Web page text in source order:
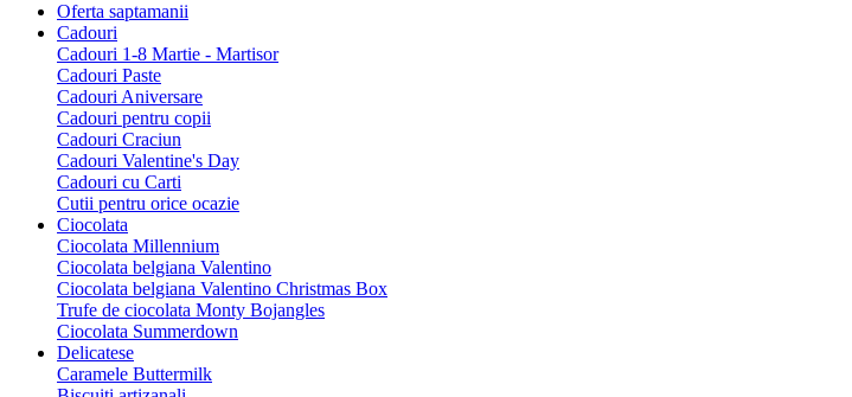
Oferta saptamanii
Cadouri
Cadouri 1-8 Martie - Martisor
Cadouri Paste
Cadouri Aniversare
Cadouri pentru copii
Cadouri Craciun
Cadouri Valentine's Day
Cadouri cu Carti
Cutii pentru orice ocazie
Ciocolata
Ciocolata Millennium
Ciocolata belgiana Valentino
Ciocolata belgiana Valentino Christmas Box
Trufe de ciocolata Monty Bojangles
Ciocolata Summerdown
Delicatese
Caramele Buttermilk